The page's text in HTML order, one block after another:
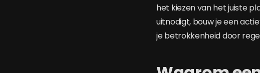
het kiezen van het juiste
uitnodigt, bouw je een
je betrokkenheid door